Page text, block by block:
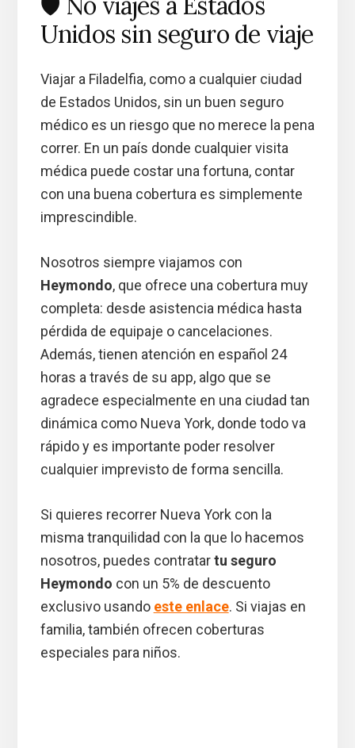
Unidos sin seguro de viaje
Viajar a Filadelfia, como a cualquier ciudad
de Estados Unidos, sin un buen seguro
médico es un riesgo que no merece la pena
correr. En un país donde cualquier visita
médica puede costar una fortuna, contar
con una buena cobertura es simplemente
imprescindible.
Nosotros siempre viajamos con
Heymondo, que ofrece una cobertura muy
completa: desde asistencia médica hasta
pérdida de equipaje o cancelaciones.
Además, tienen atención en español 24
horas a través de su app, algo que se
agradece especialmente en una ciudad tan
dinámica como Nueva York, donde todo va
rápido y es importante poder resolver
cualquier imprevisto de forma sencilla.
Si quieres recorrer Nueva York con la
misma tranquilidad con la que lo hacemos
nosotros, puedes contratartu seguro
Heymondo con un 5% de descuento
exclusivo usando este enlace. Si viajas en
familia, también ofrecen coberturas
especiales para niños.